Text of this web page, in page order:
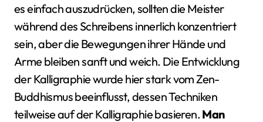
es einfach auszudrücken, sollten die Meister
während des Schreibens innerlich konzentriert
sein, aber die Bewegungen ihrer Hände und
Arme bleiben sanft und weich. Die Entwicklung
der Kalligraphie wurde hier stark vom Zen-
Buddhismus beeinflusst, dessen Techniken
teilweise auf der Kalligraphie basieren.Man